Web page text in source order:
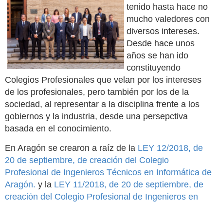
tenido hasta hace no
mucho valedores con
diversos intereses.
Desde hace unos
años se han ido
constituyendo
Colegios Profesionales que velan por los intereses
de los profesionales, pero también por los de la
sociedad, al representar a la disciplina frente a los
gobiernos y la industria, desde una persepctiva
basada en el conocimiento.
En Aragón se crearon a raíz de la LEY 12/2018, de
20 de septiembre, de creación del Colegio
Profesional de Ingenieros Técnicos en Informática de
Aragón. y la LEY 11/2018, de 20 de septiembre, de
creación del Colegio Profesional de Ingenieros en